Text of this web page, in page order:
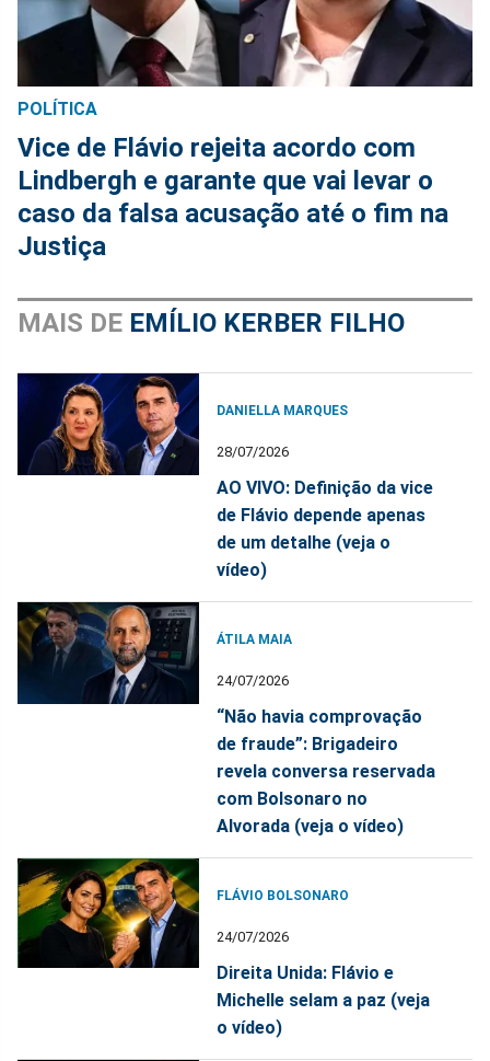
POLÍTICA
Vice de Flávio rejeita acordo com
Lindbergh e garante que vai levar o
caso da falsa acusação até o fim na
Justiça
MAIS DE EMÍLIO KERBER FILHO
DANIELLA MARQUES
28/07/2026
AO VIVO: Definição da vice
de Flávio depende apenas
de um detalhe (veja o
vídeo)
ÁTILA MAIA
24/07/2026
“Não havia comprovação
de fraude”: Brigadeiro
revela conversa reservada
com Bolsonaro no
Alvorada (veja o vídeo)
FLÁVIO BOLSONARO
24/07/2026
Direita Unida: Flávio e
Michelle selam a paz (veja
o vídeo)